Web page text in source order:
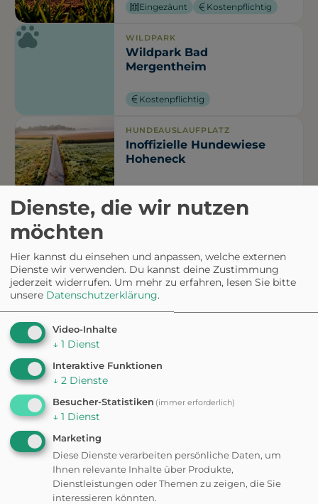
Eingezäunt Kostenpflichtig
WILDPARK
Wildpark Bad
Mergentheim
Kostenpflichtig
HUNDEAUSLAUFPLATZ
Inoffizielle Hundewiese
Hoheneck
ATTRAKTION
Kostenpflichtig
Wanderungen &
Spaziergänge in der
Dienste, die wir nutzen
möchten
Hier kannst du einsehen und anpassen, welche externen
Dienste wir verwenden. Du kannst deine Zustimmung
jederzeit widerrufen. Um mehr zu erfahren, lesen Sie bitte
unsere Datenschutzerklärung.
Video-Inhalte
↓ 1 Dienst
Interaktive Funktionen
↓ 2 Dienste
Besucher-Statistiken (immer erforderlich)
↓ 1 Dienst
Marketing
Diese Dienste verarbeiten persönliche Daten, um
Ihnen relevante Inhalte über Produkte,
Dienstleistungen oder Themen zu zeigen, die Sie
interessieren könnten.